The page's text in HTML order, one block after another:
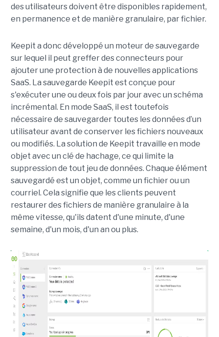
des utilisateurs doivent être disponibles rapidement,
en permanence et de manière granulaire, par fichier.
Keepit a donc développé un moteur de sauvegarde
sur lequel il peut greffer des connecteurs pour
ajouter une protection à de nouvelles applications
SaaS. La sauvegarde Keepit est conçue pour
s'exécuter une ou deux fois par jour avec un schéma
incrémental. En mode SaaS, il est toutefois
nécessaire de sauvegarder toutes les données d’un
utilisateur avant de conserver les fichiers nouveaux
ou modifiés. La solution de Keepit travaille en mode
objet avec un clé de hachage, ce qui limite la
suppression de tout jeu de données. Chaque élément
sauvegardé est un objet, comme un fichier ou un
courriel. Cela signifie que les clients peuvent
restaurer des fichiers de manière granulaire à la
même vitesse, qu'ils datent d'une minute, d'une
semaine, d'un mois, d'un an ou plus.